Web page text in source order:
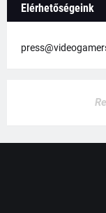
Elérhetőségeink